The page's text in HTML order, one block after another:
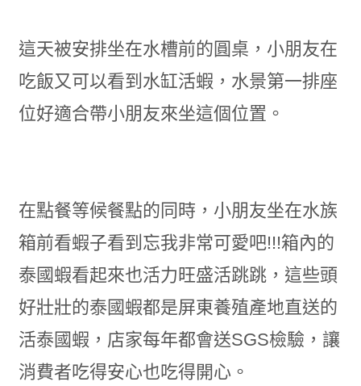
這天被安排坐在水槽前的圓桌，小朋友在
吃飯又可以看到水缸活蝦，水景第一排座
位好適合帶小朋友來坐這個位置。
在點餐等候餐點的同時，小朋友坐在水族
箱前看蝦子看到忘我非常可愛吧!!!箱內的
泰國蝦看起來也活力旺盛活跳跳，這些頭
好壯壯的泰國蝦都是屏東養殖產地直送的
活泰國蝦，店家每年都會送SGS檢驗，讓
消費者吃得安心也吃得開心。